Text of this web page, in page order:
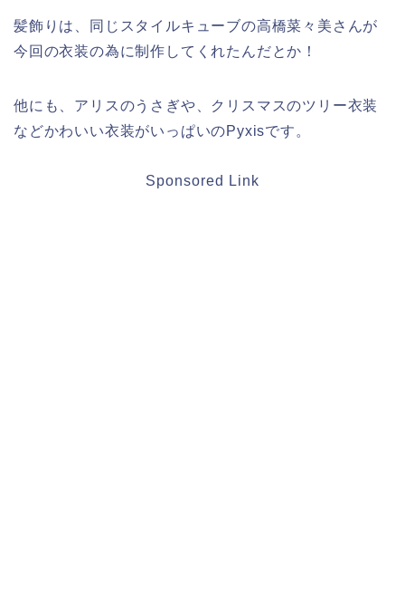
髪飾りは、同じ スタイルキューブの高橋菜々美さんが
今回の衣装の為に制作してくれたんだとか！
他にも、アリスのうさぎや、クリスマスのツリー衣装
などかわいい衣装がいっぱいのPyxisです。
Sponsored Link